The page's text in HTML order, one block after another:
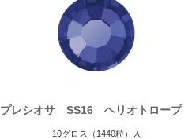
プレシオサ SS16 ヘリオトロープ
10グロス（1440粒）入